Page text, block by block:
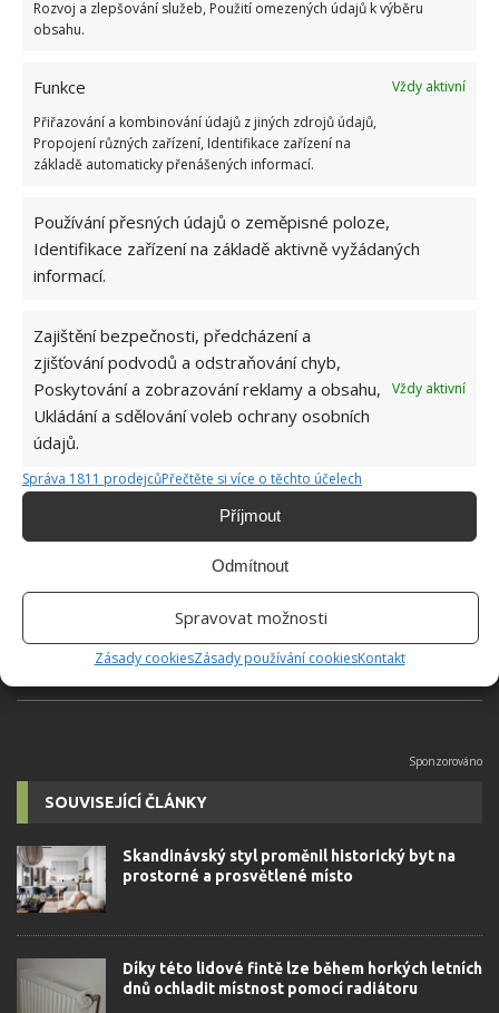
Rozvoj a zlepšování služeb, Použití omezených údajů k výběru
obsahu.
Funkce
Vždy aktivní
Přiřazování a kombinování údajů z jiných zdrojů údajů,
Propojení různých zařízení, Identifikace zařízení na
základě automaticky přenášených informací.
Používání přesných údajů o zeměpisné poloze,
Identifikace zařízení na základě aktivně vyžádaných
informací.
Zajištění bezpečnosti, předcházení a
zjišťování podvodů a odstraňování chyb,
Poskytování a zobrazování reklamy a obsahu,
Ukládání a sdělování voleb ochrany osobních
údajů.
Vždy aktivní
Správa 1811 prodejcůPřečtěte si více o těchto účelech
Příjmout
Odmítnout
Spravovat možnosti
Zásady cookiesZásady používání cookiesKontakt
BYT PRONÁJEM ÚDRŽBA
Jiří Kolář
univerzity, který je již od malička
velkým kutilem. V podstatě vše, co je
možné najít v j...[Více o autorovi]
SOUVISEJÍCÍ ČLÁNKY
Skandinávský styl proměnil historický byt na
prostorné a prosvětlené místo
Díky této lidové fintě lze během horkých letních
dnů ochladit místnost pomocí radiátoru